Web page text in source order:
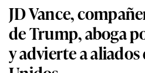
JD Vance,
de Trump, aboga
y advierte a aliados